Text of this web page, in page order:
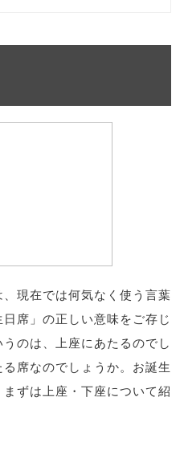
、現在では何気なく使う言葉
席」の正しい意味をご存じ
のは、上座にあたるのでし
席なのでしょうか。お誕生
ずは上座・下座について紹